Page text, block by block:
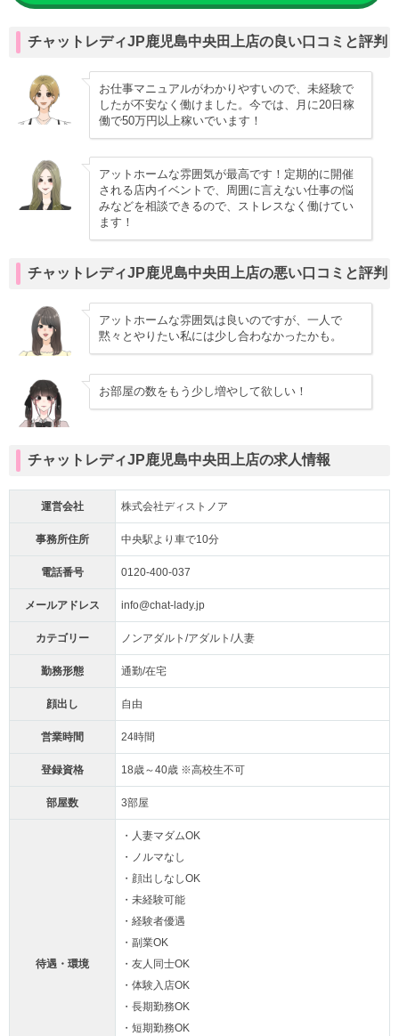
チャットレディJP鹿児島中央田上店の良い口コミと評判
お仕事マニュアルがわかりやすいので、未経験で
したが不安なく働けました。今では、月に20日稼
働で50万円以上稼いでいます！
アットホームな雰囲気が最高です！定期的に開催
される店内イベントで、周囲に言えない仕事の悩
みなどを相談できるので、ストレスなく働けてい
ます！
チャットレディJP鹿児島中央田上店の悪い口コミと評判
アットホームな雰囲気は良いのですが、一人で
黙々とやりたい私には少し合わなかったかも。
お部屋の数をもう少し増やして欲しい！
チャットレディJP鹿児島中央田上店の求人情報
運営会社 株式会社ディストノア
事務所住所 中央駅より車で10分
電話番号 0120-400-037
メールアドレス info@chat-lady.jp
カテゴリー ノンアダルト/アダルト/人妻
勤務形態 通勤/在宅
顔出し 自由
営業時間 24時間
登録資格 18歳～40歳 ※高校生不可
部屋数 3部屋
待遇・環境
・人妻マダムOK
・ノルマなし
・顔出しなしOK
・未経験可能
・経験者優遇
・副業OK
・友人同士OK
・体験入店OK
・長期勤務OK
・短期勤務OK